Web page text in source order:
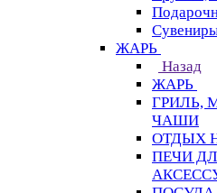
ЖАРЬ
Назад
ЖАРЬ
ГРИЛЬ,
ЧАШИ
ОТДЫХ
ПЕЧИ